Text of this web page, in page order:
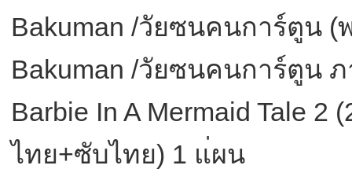
Bakuman /วัยซนคนการ์ตูน
Bakuman /วัยซนคนการ์ตูน
Barbie In A Mermaid Tale
ไทย+ซับไทย) 1 แ่ผน